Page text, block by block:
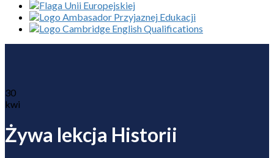
30
kwi
Żywa lekcja Historii